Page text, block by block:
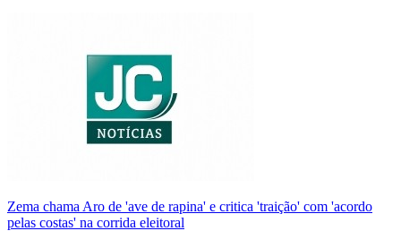
Zema chama Aro de 'ave de rapina' e critica 'traição' com 'acordo
pelas costas' na corrida eleitoral